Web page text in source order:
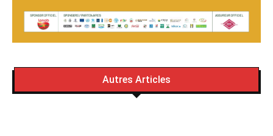
Autres Articles